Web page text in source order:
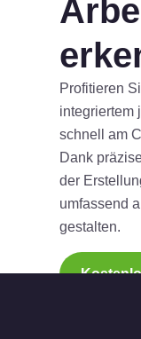
Profitieren
integriertem
schnell am
Dank
der
umfassend
gestalten.